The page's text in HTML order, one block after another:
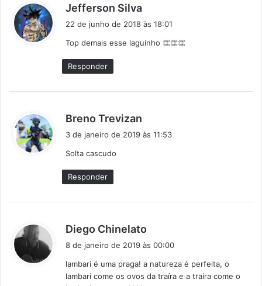
Jefferson Silva
s
22 de junho de 2018 às 18:01
Top demais esse laguinho 👏👏👏
Responder
Breno Trevizan
3 de janeiro de 2019 às 11:53
Solta cascudo
Responder
Diego Chinelato
s
e
8 de janeiro de 2019 às 00:00
lambari é uma praga! a natureza é perfeita, o
lambari come os ovos da traíra e a traíra come o